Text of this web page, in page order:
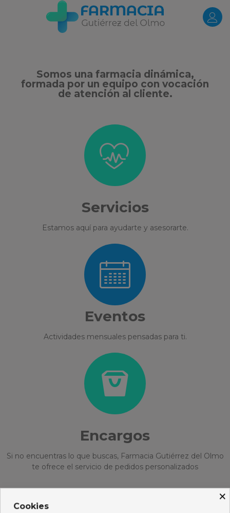
Somos una farmacia dinámica,
formada por un equipo con vocación
de atención al cliente.
Servicios
Estamos aquí para ayudarte y asesorarte.
Eventos
Actividades mensuales pensadas para ti.
Encargos
Si no encuentras lo que buscas, Farmacia Gutiérrez del Olmo
te ofrece el servicio de pedidos personalizados
PROMOCIONES ×
Cookies